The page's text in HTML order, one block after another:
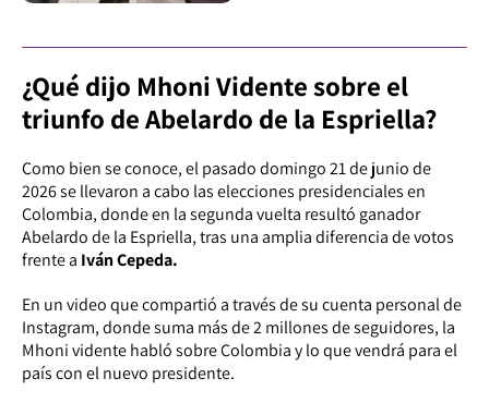
¿Qué dijo Mhoni Vidente sobre el
triunfo de Abelardo de la Espriella?
Como bien se conoce, el pasado domingo 21 de junio de
2026 se llevaron a cabo las elecciones presidenciales en
Colombia, donde en la segunda vuelta resultó ganador
Abelardo de la Espriella, tras una amplia diferencia de votos
frente a Iván Cepeda.
En un video que compartió a través de su cuenta personal de
Instagram, donde suma más de 2 millones de seguidores, la
Mhoni vidente habló sobre Colombia y lo que vendrá para el
país con el nuevo presidente.